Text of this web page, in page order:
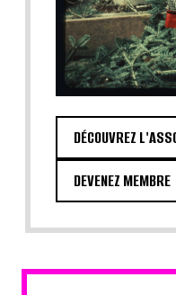
DÉCOUVREZ
DEVENEZ MEMBRE